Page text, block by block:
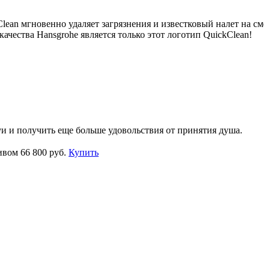
мгновенно удаляет загрязнения и известковый налет на
Hansgrohe является только этот логотип QuickClean!
получить еще больше удовольствия от принятия душа.
66 800 руб. Купить